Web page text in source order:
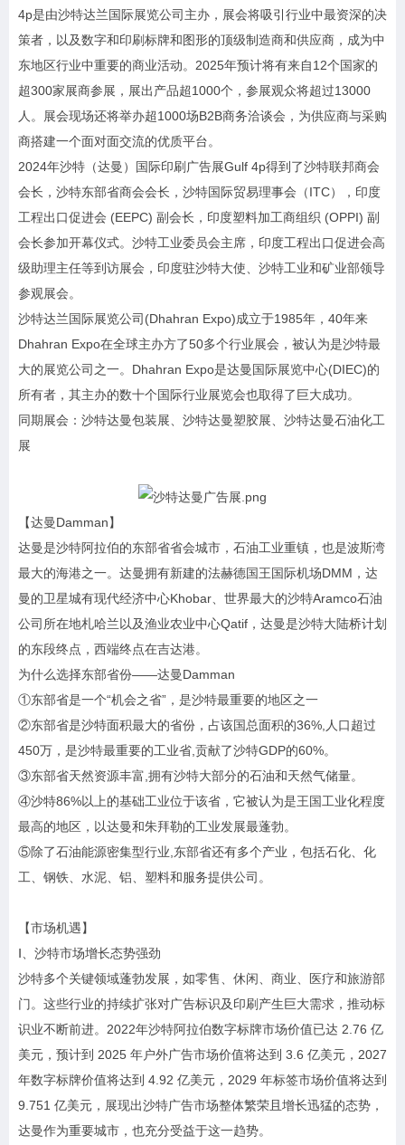
4p是由沙特达兰国际展览公司主办，展会将吸引行业中最资深的决
策者，以及数字和印刷标牌和图形的顶级制造商和供应商，成为中
东地区行业中重要的商业活动。2025年预计将有来自12个国家的
超300家展商参展，展出产品超1000个，参展观众将超过13000
人。展会现场还将举办超1000场B2B商务洽谈会，为供应商与采购
商搭建一个面对面交流的优质平台。
2024年沙特（达曼）国际印刷广告展Gulf 4p得到了沙特联邦商会
会长，沙特东部省商会会长，沙特国际贸易理事会（ITC），印度
工程出口促进会 (EEPC) 副会长，印度塑料加工商组织 (OPPI) 副
会长参加开幕仪式。沙特工业委员会主席，印度工程出口促进会高
级助理主任等到访展会，印度驻沙特大使、沙特工业和矿业部领导
参观展会。
沙特达兰国际展览公司(Dhahran Expo)成立于1985年，40年来
Dhahran Expo在全球主办方了50多个行业展会，被认为是沙特最
大的展览公司之一。Dhahran Expo是达曼国际展览中心(DIEC)的
所有者，其主办的数十个国际行业展览会也取得了巨大成功。
同期展会：沙特达曼包装展、沙特达曼塑胶展、沙特达曼石油化工
展
【达曼Damman】
达曼是沙特阿拉伯的东部省省会城市，石油工业重镇，也是波斯湾
最大的海港之一。达曼拥有新建的法赫德国王国际机场DMM，达
曼的卫星城有现代经济中心Khobar、世界最大的沙特Aramco石油
公司所在地札哈兰以及渔业农业中心Qatif，达曼是沙特大陆桥计划
的东段终点，西端终点在吉达港。
为什么选择东部省份——达曼Damman
①东部省是一个“机会之省”，是沙特最重要的地区之一
②东部省是沙特面积最大的省份，占该国总面积的36%,人口超过
450万，是沙特最重要的工业省,贡献了沙特GDP的60%。
③东部省天然资源丰富,拥有沙特大部分的石油和天然气储量。
④沙特86%以上的基础工业位于该省，它被认为是王国工业化程度
最高的地区，以达曼和朱拜勒的工业发展最蓬勃。
⑤除了石油能源密集型行业,东部省还有多个产业，包括石化、化
工、钢铁、水泥、铝、塑料和服务提供公司。
【市场机遇】
Ⅰ、沙特市场增长态势强劲
沙特多个关键领域蓬勃发展，如零售、休闲、商业、医疗和旅游部
门。这些行业的持续扩张对广告标识及印刷产生巨大需求，推动标
识业不断前进。2022年沙特阿拉伯数字标牌市场价值已达 2.76 亿
美元，预计到 2025 年户外广告市场价值将达到 3.6 亿美元，2027
年数字标牌价值将达到 4.92 亿美元，2029 年标签市场价值将达到
9.751 亿美元，展现出沙特广告市场整体繁荣且增长迅猛的态势，
达曼作为重要城市，也充分受益于这一趋势。